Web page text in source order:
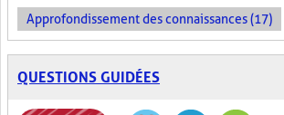
Approfondissement des connaissances (17)
QUESTIONS GUIDÉES